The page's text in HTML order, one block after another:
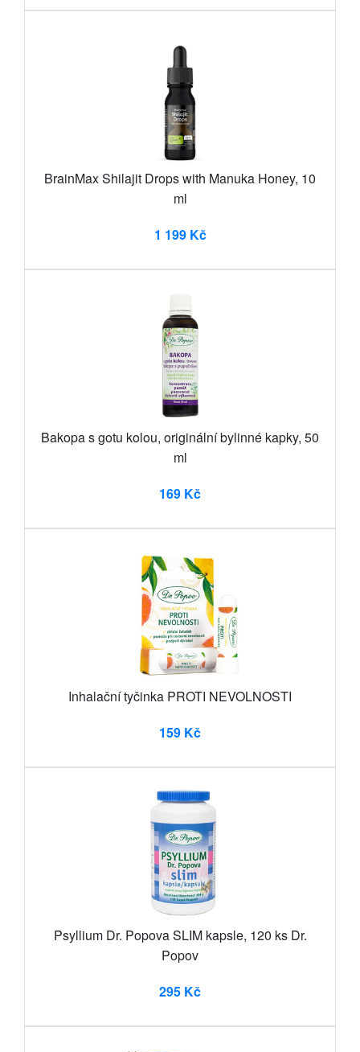
BrainMax Shilajit Drops with Manuka Honey, 10
ml
1 199 Kč
Bakopa s gotu kolou, originální bylinné kapky, 50
ml
169 Kč
Inhalační tyčinka PROTI NEVOLNOSTI
159 Kč
Psyllium Dr. Popova SLIM kapsle, 120 ks Dr.
Popov
295 Kč